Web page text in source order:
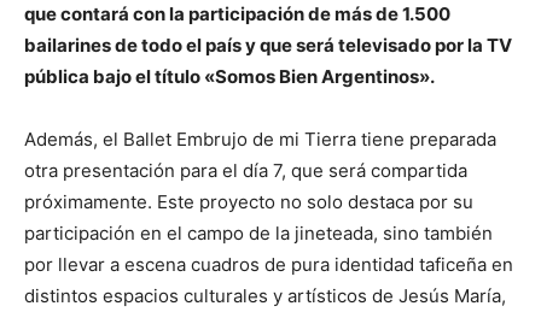
que contará con la participación de más de 1.500
bailarines de todo el país y que será televisado por la TV
pública bajo el título «Somos Bien Argentinos».
Además, el Ballet Embrujo de mi Tierra tiene preparada
otra presentación para el día 7, que será compartida
próximamente. Este proyecto no solo destaca por su
participación en el campo de la jineteada, sino también
por llevar a escena cuadros de pura identidad taficeña en
distintos espacios culturales y artísticos de Jesús María,